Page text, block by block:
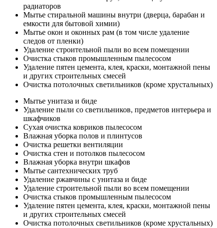
радиаторов
Мытье стиральной машины внутри (дверца, барабан и
емкости для бытовой химии)
Мытье окон и оконных рам (в том числе удаление
следов от пленки)
Удаление строительной пыли во всем помещении
Очистка стыков промышленным пылесосом
Удаление пятен цемента, клея, краски, монтажной пены
и других строительных смесей
Очистка потолочных светильников (кроме хрустальных)
Мытье унитаза и биде
Удаление пыли со светильников, предметов интерьера и
шкафчиков
Сухая очистка ковриков пылесосом
Влажная уборка полов и плинтусов
Очистка решетки вентиляции
Очистка стен и потолков пылесосом
Влажная уборка внутри шкафов
Мытье сантехнических труб
Удаление ржавчины с унитаза и биде
Удаление строительной пыли во всем помещении
Очистка стыков промышленным пылесосом
Удаление пятен цемента, клея, краски, монтажной пены
и других строительных смесей
Очистка потолочных светильников (кроме хрустальных)